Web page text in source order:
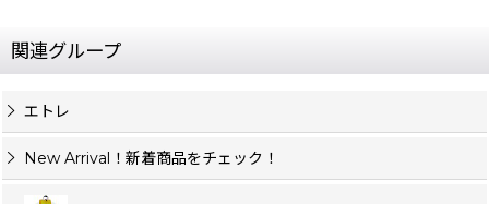
関連グループ
エトレ
New Arrival！新着商品をチェック！